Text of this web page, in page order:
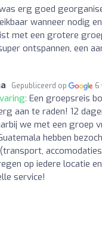
erg goed
wanneer nodig
met een grotere
ontspannen, een
Gepubliceerd op 6
Een groepsreis
aan te raden! 12
we met een groep
hebben
accomodaties
op iedere locatie
service!